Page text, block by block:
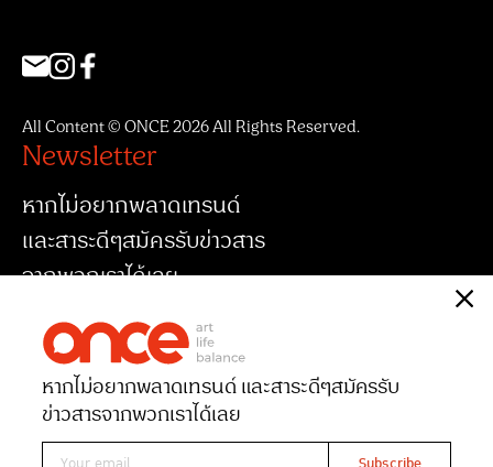
All Content © ONCE 2026 All Rights Reserved.
Newsletter
หากไม่อยากพลาดเทรนด์
และสาระดีๆสมัครรับข่าวสาร
จากพวกเราได้เลย
หากไม่อยากพลาดเทรนด์ และสาระดีๆสมัครรับ
ข่าวสารจากพวกเราได้เลย